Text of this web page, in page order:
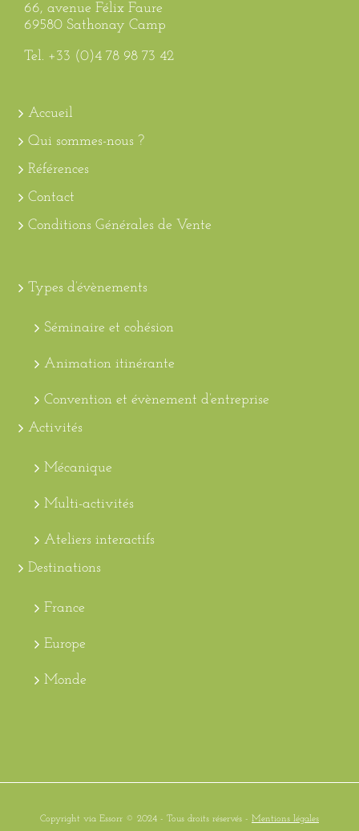
66, avenue Félix Faure
69580 Sathonay Camp
Tel. +33 (0)4 78 98 73 42
Accueil
Qui sommes-nous ?
Références
Contact
Conditions Générales de Vente
Types d’évènements
Séminaire et cohésion
Animation itinérante
Convention et évènement d’entreprise
Activités
Mécanique
Multi-activités
Ateliers interactifs
Destinations
France
Europe
Monde
Copyright via Essorr © 2024 - Tous droits réservés - Mentions légales